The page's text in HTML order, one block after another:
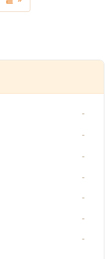
-
-
-
-
-
-
-